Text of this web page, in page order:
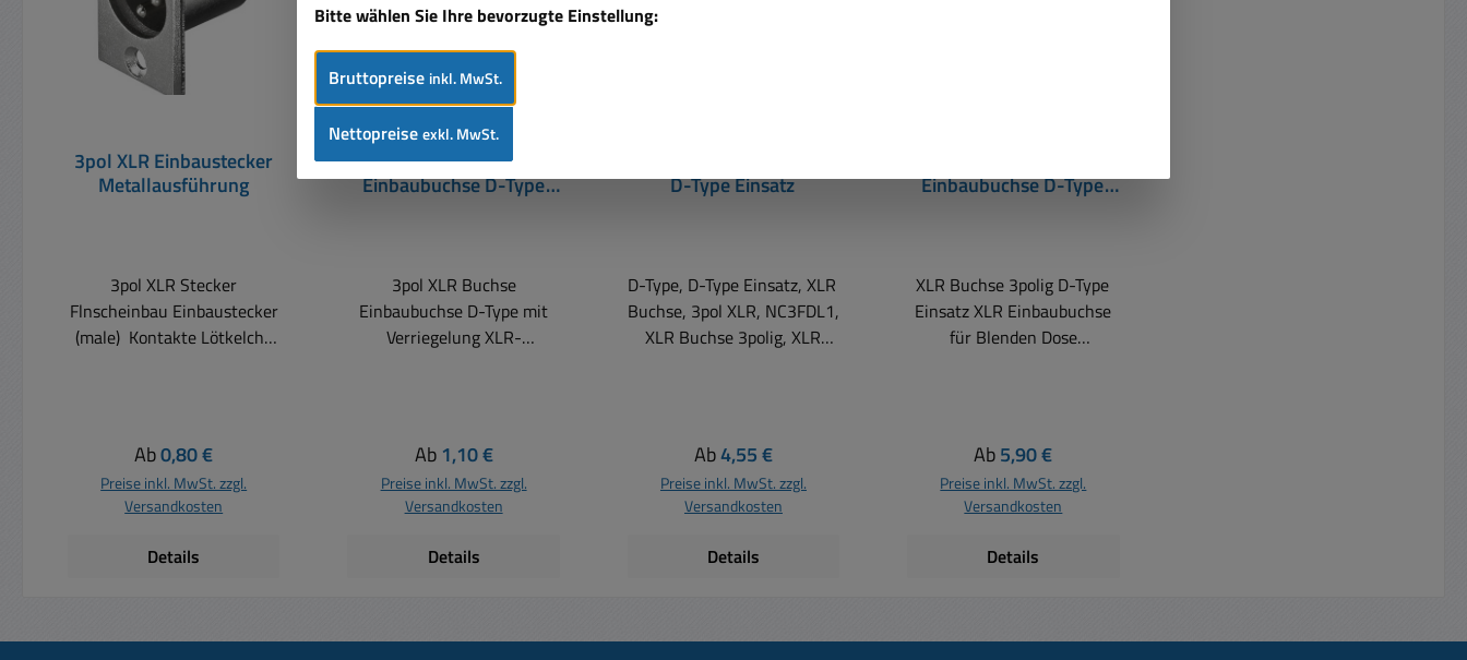
3pol XLR Einbaustecker
Metallausführung
3pol XLR Stecker
Flnscheinbau Einbaustecker
(male) Kontakte Lötkelche
Farbe blank Material
(Gehäuse)Zinkdruckguss,
vernickelt Material
(Steckbereich)Messing,
versilbert Montage
Regulärer Preis:
Ab0,80 €
Preise inkl. MwSt. zzgl.
Versandkosten
Details
3pol XLR Buchse
Einbaubuchse D-Type
3pol XLR Buchse
Einbaubuchse D-Type mit
Verriegelung XLR-
erstklassiger Tonqualität
Zum Einbau in Audiogeräte
und zur Verbindung von
XLR-Audio- oder
Mikrofonkabeln Passgenaue
Regulärer Preis:
Ab 1,10 €
Preise inkl. MwSt. zzgl.
Versandkosten
Details
D-Type Einsatz
D-Type, D-Type Einsatz, XLR
Buchse, 3pol XLR, NC3FDL1,
XLR Buchse 3polig, XLR
Dose, Lötkelch
Flanschmontage D-Type
3pol XLR Einbaustecker
(männlich) mit 3 Kontakten
(male) mit Lötkelch D-Type
Regulärer Preis:
Ab4,55 €
Preise inkl. MwSt. zzgl.
Versandkosten
Details
Einbaubuchse D-Type
XLR Buchse 3polig D-Type
Einsatz XLR Einbaubuchse
für Blenden Dose
Lautsprecherdose, DMX
Dose usw. XLR Buchse
3polig mit 3 Kontakten
(female) mit Lötkelch D-
Type Flanschmontage
Regulärer Preis:
Ab5,90 €
Preise inkl. MwSt. zzgl.
Versandkosten
Details
Bitte wählen Sie Ihre bevorzugte Einstellung:
Bruttopreise inkl. MwSt.
Nettopreiseexkl. MwSt.